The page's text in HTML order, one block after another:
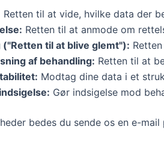
Retten til at vide, hvilke data der
Retten til at anmode om
("Retten til at blive glemt"):
af behandling: Retten til at
Modtag dine data i et
Gør indsigelse mod
bedes du sende os en e-